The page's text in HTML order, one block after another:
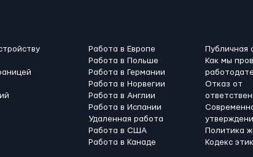
Работа в Европе
Работа в Польше
Работа в Германии
Работа в Норвегии
Работа в Англии
Работа в Испании
Удаленная работа
Работа в США
Работа в Канадe
Публичная
Как мы
Отказ от
Политика
Кодекс